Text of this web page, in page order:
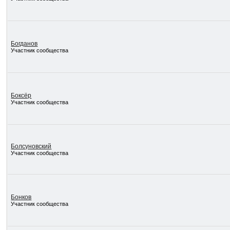
Богданов
Участник сообщества
Боксёр
Участник сообщества
Болсуновский
Участник сообщества
Бонков
Участник сообщества